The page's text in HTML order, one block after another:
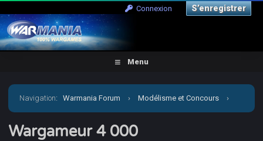
Connexion S’enregistrer
Menu
Navigation:Warmania Forum › Modélisme et Concours ›
Concours & défis › Wargameur 4 000
Wargameur 4 000